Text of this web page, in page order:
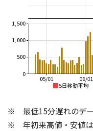
5日移動平均
06/01
05/01
0
500
1,000
1,500
最低15分遅れのデ
年初来高値・安値